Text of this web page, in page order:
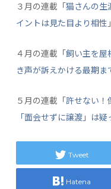
３月の連載「猫さんの生
イントは見た目より相性 」
４月の連載「飼い主を屋
き声が訴えかける最期
５月の連載「許せない！
「面会せずに譲渡」は疑
Tweet
Hatena